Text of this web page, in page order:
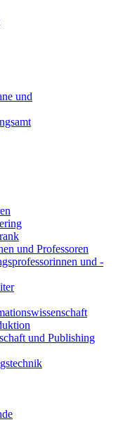
und
und Professoren
und -
und Publishing